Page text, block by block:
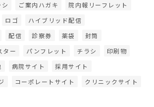
ご案内ハガキ
院内報リーフレット
ロゴ
ハイブリッド配信
配信 診察券 薬袋
封筒
ター パンフレット チラシ
印刷物
病院サイト
採用サイト
コーポレートサイト
クリニックサイト